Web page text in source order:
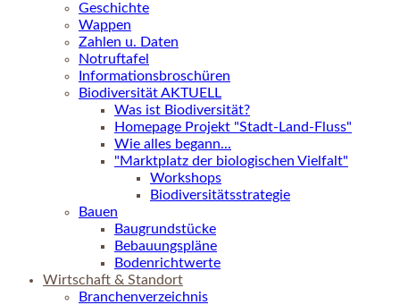
Geschichte
Wappen
Zahlen u. Daten
Notruftafel
Informationsbroschüren
Biodiversität AKTUELL
Was ist Biodiversität?
Homepage Projekt "Stadt-Land-Fluss"
Wie alles begann...
"Marktplatz der biologischen Vielfalt"
Workshops
Biodiversitätsstrategie
Bauen
Baugrundstücke
Bebauungspläne
Bodenrichtwerte
Wirtschaft & Standort
Branchenverzeichnis